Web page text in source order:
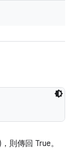
則傳回 True。